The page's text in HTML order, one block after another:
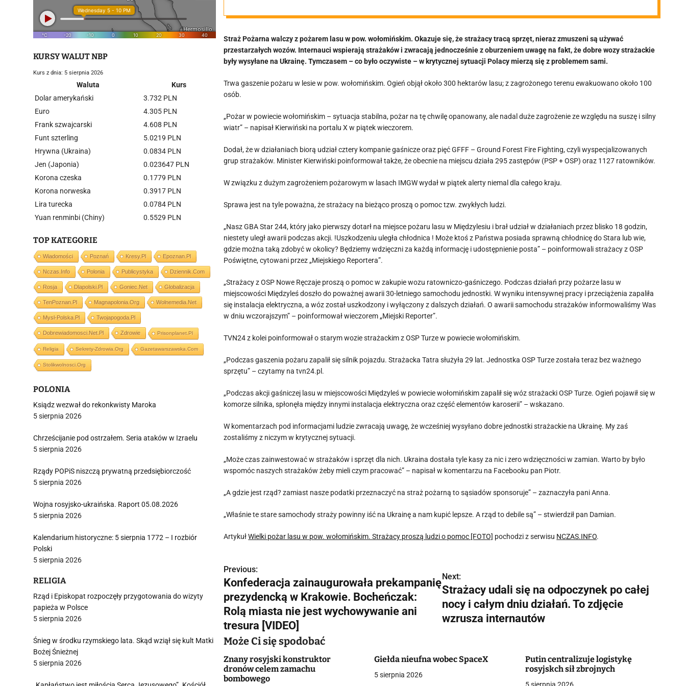
Straż Pożarna walczy z pożarem lasu w pow. wołomińskim. Okazuje się, że strażacy tracą sprzęt, nieraz zmuszeni są używać
przestarzałych wozów. Internauci wspierają strażaków i zwracają jednocześnie z oburzeniem uwagę na fakt, że dobre wozy strażackie
były wysyłane na Ukrainę. Tymczasem – co było oczywiste – w krytycznej sytuacji Polacy mierzą się z problemem sami.
Trwa gaszenie pożaru w lesie w pow. wołomińskim. Ogień objął około 300 hektarów lasu; z zagrożonego terenu ewakuowano około 100
osób.
„Pożar w powiecie wołomińskim – sytuacja stabilna, pożar na tę chwilę opanowany, ale nadal duże zagrożenie ze względu na suszę i silny
wiatr” – napisał Kierwiński na portalu X w piątek wieczorem.
Dodał, że w działaniach biorą udział cztery kompanie gaśnicze oraz pięć GFFF – Ground Forest Fire Fighting, czyli wyspecjalizowanych
grup strażaków. Minister Kierwiński poinformował także, że obecnie na miejscu działa 295 zastępów (PSP + OSP) oraz 1127 ratowników.
W związku z dużym zagrożeniem pożarowym w lasach IMGW wydał w piątek alerty niemal dla całego kraju.
Sprawa jest na tyle poważna, że strażacy na bieżąco proszą o pomoc tzw. zwykłych ludzi.
„Nasz GBA Star 244, który jako pierwszy dotarł na miejsce pożaru lasu w Międzylesiu i brał udział w działaniach przez blisko 18 godzin,
niestety uległ awarii podczas akcji. !Uszkodzeniu uległa chłodnica ! Może ktoś z Państwa posiada sprawną chłodnicę do Stara lub wie,
gdzie można taką zdobyć w okolicy? Będziemy wdzięczni za każdą informację i udostępnienie posta” – poinformowali strażacy z OSP
Poświętne, cytowani przez „Miejskiego Reportera”.
„Strażacy z OSP Nowe Ręczaje proszą o pomoc w zakupie wozu ratowniczo-gaśniczego. Podczas działań przy pożarze lasu w
miejscowości Międzyleś doszło do poważnej awarii 30-letniego samochodu jednostki. W wyniku intensywnej pracy i przeciążenia zapaliła
się instalacja elektryczna, a wóz został uszkodzony i wyłączony z dalszych działań. O awarii samochodu strażaków informowaliśmy Was
w dniu wczorajszym” – poinformował wieczorem „Miejski Reporter”.
TVN24 z kolei poinformował o starym wozie strażackim z OSP Turze w powiecie wołomińskim.
„Podczas gaszenia pożaru zapalił się silnik pojazdu. Strażacka Tatra służyła 29 lat. Jednostka OSP Turze została teraz bez ważnego
sprzętu” – czytamy na tvn24.pl.
„Podczas akcji gaśniczej lasu w miejscowości Międzyleś w powiecie wołomińskim zapalił się wóz strażacki OSP Turze. Ogień pojawił się w
komorze silnika, spłonęła między innymi instalacja elektryczna oraz część elementów karoserii” – wskazano.
W komentarzach pod informacjami ludzie zwracają uwagę, że wcześniej wysyłano dobre jednostki strażackie na Ukrainę. My zaś
zostaliśmy z niczym w krytycznej sytuacji.
„Może czas zainwestować w strażaków i sprzęt dla nich. Ukraina dostała tyle kasy za nic i zero wdzięczności w zamian. Warto by było
wspomóc naszych strażaków żeby mieli czym pracować” – napisał w komentarzu na Facebooku pan Piotr.
„A gdzie jest rząd? zamiast nasze podatki przeznaczyć na straż pożarną to sąsiadów sponsoruje” – zaznaczyła pani Anna.
„Właśnie te stare samochody straży powinny iść na Ukrainę a nam kupić lepsze. A rząd to debile są” – stwierdził pan Damian.
ArtykułWielki pożar lasu w pow. wołomińskim. Strażacy proszą ludzi o pomoc [FOTO] pochodzi z serwisu NCZAS.INFO.
N
a
w
i
a
Previous:
Konfederacja zainaugurowała prekampanię
prezydencką w Krakowie. Bocheńczak:
Rolą miasta nie jest wychowywanie ani
tresura [VIDEO]
Next:
Strażacy udali się na odpoczynek po całej
nocy i całym dniu działań. To zdjęcie
wzrusza internautów
Może Ci się spodobać
Znany rosyjski konstruktor
dronów celem zamachu
bombowego
Giełda nieufna wobec SpaceX
5 sierpnia 2026
Putin centralizuje logistykę
rosyjskch sił zbrojnych
KURSY WALUT NBP
Kurs z dnia: 5 sierpnia 2026
Waluta
Kurs
Dolar amerykański
3.732 PLN
Euro
4.305 PLN
Frank szwajcarski
4.608 PLN
Funt szterling
5.0219 PLN
Hrywna (Ukraina)
0.0834 PLN
Jen (Japonia)
0.023647 PLN
Korona czeska
0.1779 PLN
Korona norweska
0.3917 PLN
Lira turecka
0.0784 PLN
Yuan renminbi (Chiny)
0.5529 PLN
TOP KATEGORIE
Wiadomości Poznań Kresy.pl Epoznan.pl
Nczas.info Polonia Publicystyka Dziennik.com
Rosja Dlapolski.pl Goniec.net Globalizacja
TenPoznan.pl Magnapolonia.org Wolnemedia.net
Mysl-Polska.pl Twojapogoda.pl
Dobrewiadomosci.net.pl Zdrowie Prisonplanet.pl
Religia Sekrety-Zdrowia.org Gazetawarszawska.com
Stolikwolnosci.org
POLONIA
Ksiądz wezwał do rekonkwisty Maroka
5 sierpnia 2026
Chrześcijanie pod ostrzałem. Seria ataków w Izraelu
5 sierpnia 2026
Rządy POPiS niszczą prywatną przedsiębiorczość
5 sierpnia 2026
Wojna rosyjsko-ukraińska. Raport 05.08.2026
5 sierpnia 2026
Kalendarium historyczne: 5 sierpnia 1772 – I rozbiór
Polski
5 sierpnia 2026
RELIGIA
Rząd i Episkopat rozpoczęły przygotowania do wizyty
papieża w Polsce
5 sierpnia 2026
Śnieg w środku rzymskiego lata. Skąd wziął się kult Matki
Bożej Śnieżnej
5 sierpnia 2026